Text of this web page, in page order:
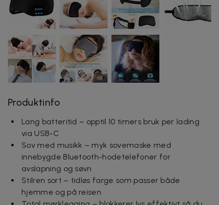
Produktinfo
Lang batteritid – opptil 10 timers bruk per lading
via USB-C
Sov med musikk – myk sovemaske med
innebygde Bluetooth-hodetelefoner for
avslapning og søvn
Stilren sort – tidløs farge som passer både
hjemme og på reisen